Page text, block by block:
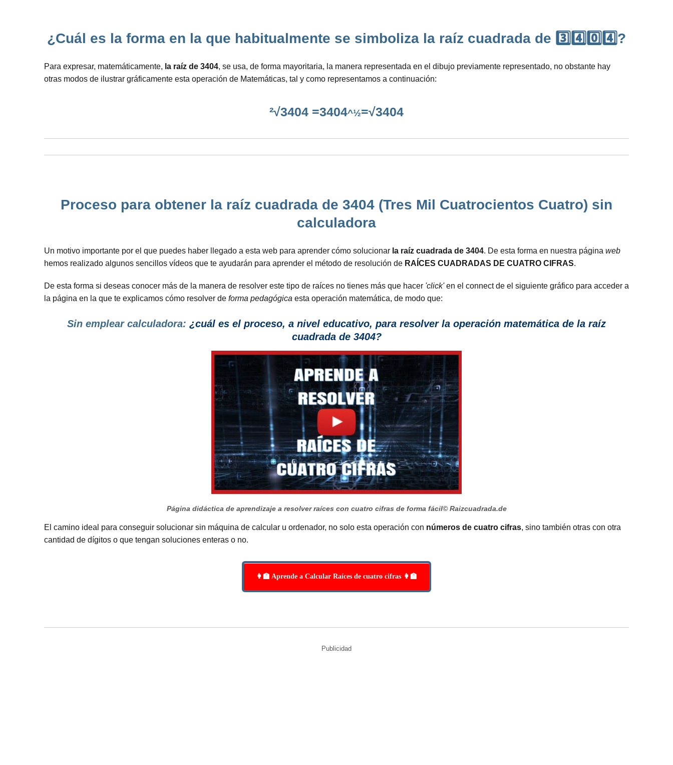
¿Cuál es la forma en la que habitualmente se simboliza la raíz cuadrada de 3️⃣4️⃣0️⃣4️⃣?
Para expresar, matemáticamente, la raíz de 3404, se usa, de forma mayoritaria, la manera representada en el dibujo previamente representado, no obstante hay
otras modos de ilustrar gráficamente esta operación de Matemáticas, tal y como representamos a continuación:
²√3404 =3404^½=√3404
Proceso para obtener la raíz cuadrada de 3404 (Tres Mil Cuatrocientos Cuatro) sin
calculadora
Un motivo importante por el que puedes haber llegado a esta web para aprender cómo solucionar la raíz cuadrada de 3404. De esta forma en nuestra página web
hemos realizado algunos sencillos vídeos que te ayudarán para aprender el método de resolución de RAÍCES CUADRADAS DE CUATRO CIFRAS.
De esta forma si deseas conocer más de la manera de resolver este tipo de raíces no tienes más que hacer 'click'en el connect de el siguiente gráfico para acceder a
la página en la que te explicamos cómo resolver de forma pedagógica esta operación matemática, de modo que:
Sin emplear calculadora: ¿cuál es el proceso, a nivel educativo, para resolver la operación matemática de la raíz
cuadrada de 3404?
Página didáctica de aprendizaje a resolver raíces con cuatro cifras de forma fácil© Raizcuadrada.de
El camino ideal para conseguir solucionar sin máquina de calcular u ordenador, no solo esta operación con números de cuatro cifras, sino también otras con otra
cantidad de dígitos o que tengan soluciones enteras o no.
👩‍🏫 Aprende a Calcular Raíces de cuatro cifras 👩‍🏫
Publicidad